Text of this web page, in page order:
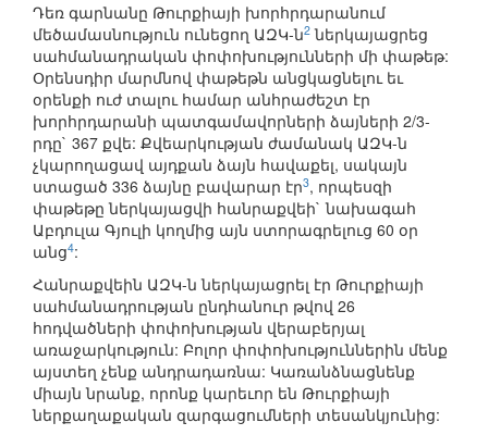
Դեռ գարնանը Թուրքիայի խորհրդարանում
մեծամասնություն ունեցող ԱԶԿ-ն2 ներկայացրեց
սահմանադրական փոփոխությունների մի փաթեթ:
Օրենսդիր մարմնով փաթեթն անցկացնելու եւ
օրենքի ուժ տալու համար անհրաժեշտ էր
խորհրդարանի պատգամավորների ձայների 2/3-
րդը` 367 քվե: Քվեարկության ժամանակ ԱԶԿ-ն
չկարողացավ այդքան ձայն հավաքել, սակայն
ստացած 336 ձայնը բավարար էր3, որպեսզի
փաթեթը ներկայացվի հանրաքվեի` նախագահ
Աբդուլա Գյուլի կողմից այն ստորագրելուց 60 օր
անց4:
Հանրաքվեին ԱԶԿ-ն ներկայացրել էր Թուրքիայի
սահմանադրության ընդհանուր թվով 26
հոդվածների փոփոխության վերաբերյալ
առաջարկություն: Բոլոր փոփոխություններին մենք
այստեղ չենք անդրադառնա: Կառանձնացնենք
միայն նրանք, որոնք կարեւոր են Թուրքիայի
ներքաղաքական զարգացումների տեսանկյունից: